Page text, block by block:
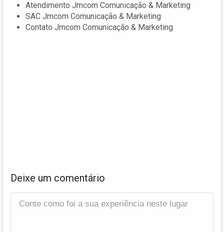
Atendimento Jmcom Comunicação & Marketing
SAC Jmcom Comunicação & Marketing
Contato Jmcom Comunicação & Marketing
Deixe um comentário